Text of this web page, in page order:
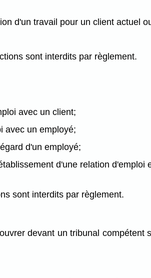
d'un travail pour un client actuel
sont interdits par règlement.
avec un client;
avec un employé;
d'un employé;
d'une relation d'emploi
sont interdits par règlement.
devant un tribunal compétent